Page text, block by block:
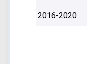
2016-2020